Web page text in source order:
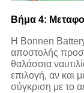
Βήμα 4:
Η Bonnen Battery
αποστολής
θαλάσσια
επιλογή, αν και
σύγκριση με το